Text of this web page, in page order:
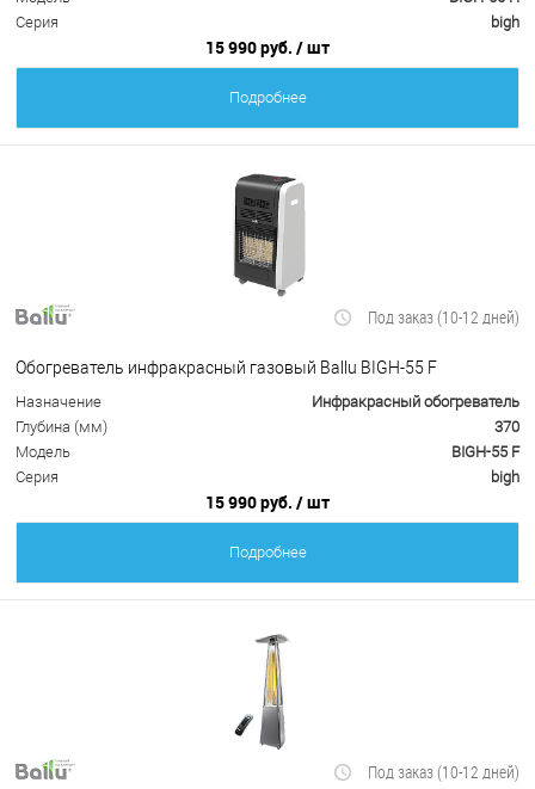
Серия
bigh
15 990 руб. / шт
Подробнее
Под заказ (10-12 дней)
Обогреватель инфракрасный газовый Ballu BIGH-55 F
Назначение
Инфракрасный обогреватель
Глубина (мм)
370
Модель
BIGH-55 F
Серия
bigh
15 990 руб. / шт
Подробнее
Под заказ (10-12 дней)